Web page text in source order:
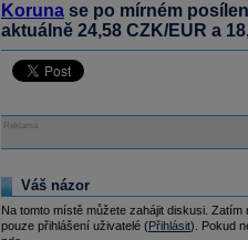
Koruna se po mírném
aktuálně 24,58 CZK/EUR a
Reklama
Váš názor
Na tomto místě můžete zahájit diskusi.
pouze přihlášení uživatelé (Přihlásit). Pokud